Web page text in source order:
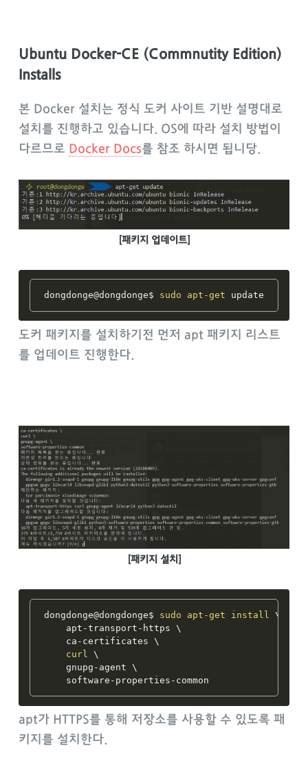
Ubuntu Docker-CE (Commnutity Edition)
Installs
본 Docker 설치는 정식 도커 사이트 기반 설명대로
설치를 진행하고 있습니다. OS에 따라 설치 방법이
다르므로 Docker Docs를 참조 하시면 됩니당.
[패키지 업데이트]
dongdonge@dongdonge$ sudo apt-get
도커 패키지를 설치하기전 먼저 apt 패키지 리스트
를 업데이트 진행한다.
[패키지 설치]
dongdonge@dongdonge$ sudo apt-get install
\
    apt-transport-https \
    ca-certificates \
curl
\
    gnupg-agent \
apt가 HTTPS를 통해 저장소를 사용할 수 있도록 패
키지를 설치한다.